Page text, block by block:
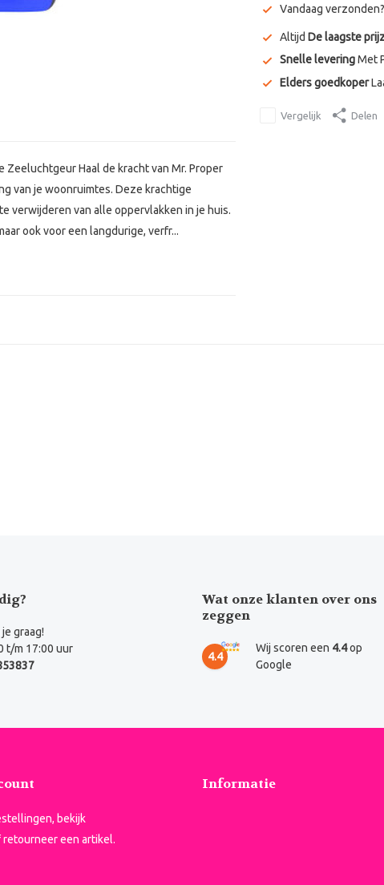
Zeeluchtgeur Haal de kracht van Mr. Proper
van je woonruimtes. Deze krachtige
verwijderen van alle oppervlakken in je huis.
ook voor een langdurige, verfr...
Vandaag
Altijd De laagste
Snelle leveringMet
Elders goedkoper
Vergelijk Delen
graag!
t/m 17:00 uur
Wat onze klanten over ons
zeggen
4.4
Wij scoren een 4.4op
Google
bekijk
een artikel.
Informatie